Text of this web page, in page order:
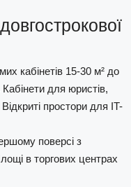
кабінетів 15-30 м² до
для юристів,
простори для IT-
поверсі з
в торгових центрах